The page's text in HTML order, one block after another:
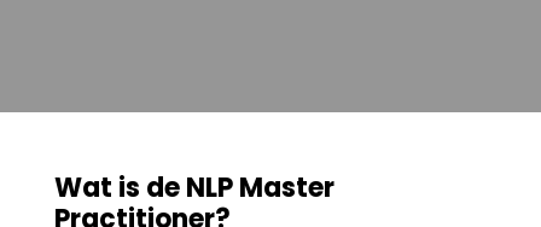
Wat is de NLP Master
Practitioner?